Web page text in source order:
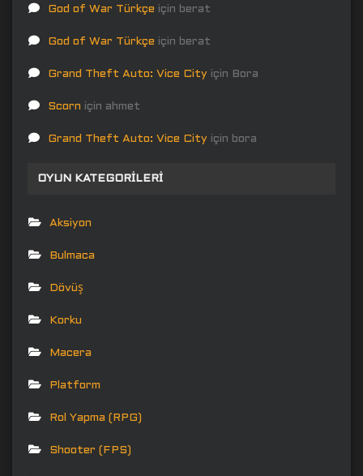
God of War Türkçe için berat
God of War Türkçe için berat
Grand Theft Auto: Vice City için Bora
Scorn için ahmet
Grand Theft Auto: Vice City için bora
OYUN KATEGORILERI
Aksiyon
Bulmaca
Dövüş
Korku
Macera
Platform
Rol Yapma (RPG)
Shooter (FPS)